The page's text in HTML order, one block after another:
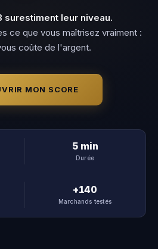
surestiment leur niveau.
ce que vous maîtrisez vraiment :
coûte de l'argent.
MON SCORE
5 min
Durée
+140
Marchands testés